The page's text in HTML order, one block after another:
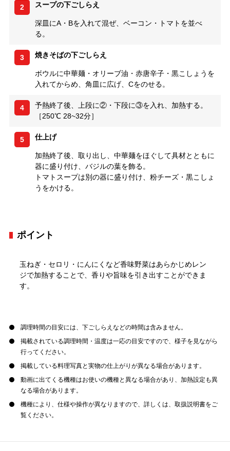
2 スープの下ごしらえ
深皿にA・Bを入れて混ぜ、ベーコン・トマトを並べ
る。
3 焼きそばの下ごしらえ
ボウルに中華麺・オリーブ油・赤唐辛子・黒こしょうを
入れてからめ、角皿に広げ、Cをのせる。
4
予熱終了後、上段に②・下段に③を入れ、加熱する。
［250℃ 28~32分］
5 仕上げ
加熱終了後、取り出し、中華麺をほぐして具材とともに
器に盛り付け、バジルの葉を飾る。
トマトスープは別の器に盛り付け、粉チーズ・黒こしょ
うをかける。
ポイント
玉ねぎ・セロリ・にんにくなど香味野菜はあらかじめレン
ジで加熱することで、香りや旨味を引き出すことができま
す。
調理時間の目安には、下ごしらえなどの時間は含みません。
掲載されている調理時間・温度は一応の目安ですので、様子を見ながら
行ってください。
掲載している料理写真と実物の仕上がりが異なる場合があります。
動画に出てくる機種はお使いの機種と異なる場合があり、加熱設定も異
なる場合があります。
機種により、仕様や操作が異なりますので、詳しくは、取扱説明書をご
覧ください。